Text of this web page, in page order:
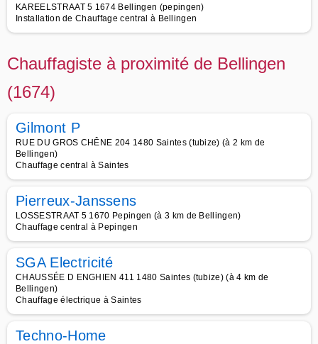
KAREELSTRAAT 5 1674 Bellingen (pepingen)
Installation de Chauffage central à Bellingen
Chauffagiste à proximité de Bellingen
(1674)
Gilmont P
RUE DU GROS CHÊNE 204 1480 Saintes (tubize) (à 2 km de
Bellingen)
Chauffage central à Saintes
Pierreux-Janssens
LOSSESTRAAT 5 1670 Pepingen (à 3 km de Bellingen)
Chauffage central à Pepingen
SGA Electricité
CHAUSSÉE D ENGHIEN 411 1480 Saintes (tubize) (à 4 km de
Bellingen)
Chauffage électrique à Saintes
Techno-Home